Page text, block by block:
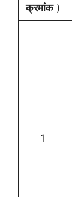
क्रमांक)
1